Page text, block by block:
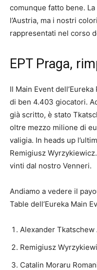
comunque fatto bene.
l’Austria, ma i nostri
rappresentati nel corso
EPT Praga,
Il Main Event
di ben 4.403 giocatori.
già scritto, è stato
oltre mezzo milione di
valigia. In heads up
Remigiusz
vinti dal nostro Venneri.
Andiamo a vedere il
Table dell’Eureka Main
Alexander Tkatschew
Remigiusz
Catalin Moraru